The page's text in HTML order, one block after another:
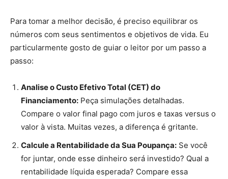
Para tomar a melhor decisão, é preciso equilibrar os
números com seus sentimentos e objetivos de vida. Eu
particularmente gosto de guiar o leitor por um passo a
passo:
Analise o Custo Efetivo Total (CET) do
Financiamento: Peça simulações detalhadas.
Compare o valor final pago com juros e taxas versus o
valor à vista. Muitas vezes, a diferença é gritante.
Calcule a Rentabilidade da Sua Poupança: Se você
for juntar, onde esse dinheiro será investido? Qual a
rentabilidade líquida esperada? Compare essa